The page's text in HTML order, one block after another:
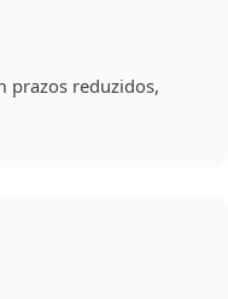
prazos reduzidos,